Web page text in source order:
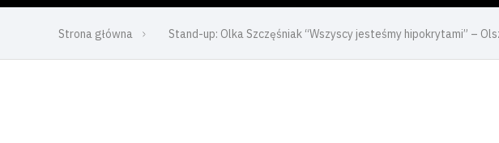
Strona główna Stand-up: Olka Szczęśniak “Wszyscy jesteśmy hipokrytami” –